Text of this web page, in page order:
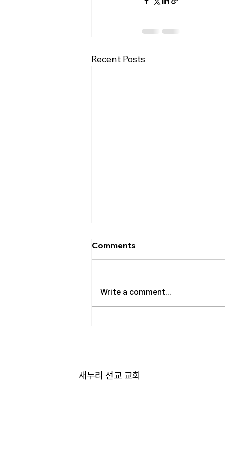
Recent Posts
[2026.08.02] 교회 소식
• 성만찬 오늘 예배중에 있습니다.
의회 모임 8월 11일 화요일 오전 11
시에 저희 교회에서 호스트 합니
아버님을 뵈러 텍사스에 이번 수요
일부터 토요일까지
Comments
Write a comment...
새누리 선교 교회